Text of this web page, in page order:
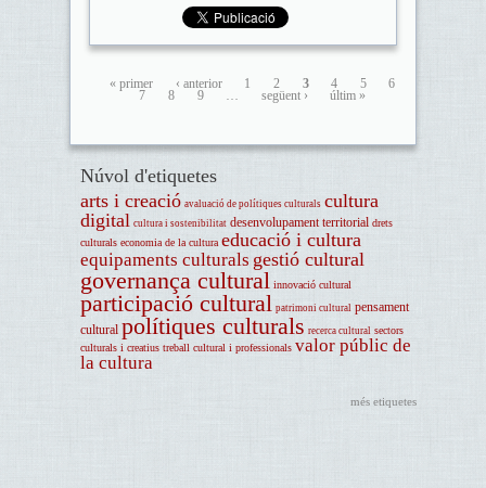
« primer ‹ anterior 1 2 3 4 5
6
7
8 9 … següent › últim »
Núvol d'etiquetes
arts i creació avaluació de polítiques culturals cultura
digital cultura i sostenibilitat desenvolupament territorial drets
culturals economia de la cultura educació i cultura
equipaments culturals gestió cultural
governança cultural innovació cultural
participació cultural patrimoni cultural pensament
cultural polítiques culturals recerca cultural sectors
culturals i creatius treball cultural i professionals valor públic de
la cultura
més etiquetes